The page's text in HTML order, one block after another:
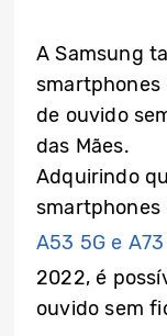
A Samsung
smartphones
de ouvido
das Mães.
Adquirindo
smartphones
A53 5G e
2022, é
ouvido sem